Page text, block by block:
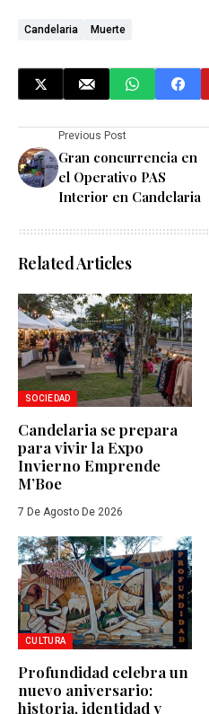
Candelaria Muerte
Previous Post
Gran concurrencia en
el Operativo PAS
Interior en Candelaria
Related Articles
SOCIEDAD
Candelaria se prepara
para vivir la Expo
Invierno Emprende
M’Boe
7 De Agosto De 2026
CULTURA
Profundidad celebra un
nuevo aniversario:
historia, identidad y